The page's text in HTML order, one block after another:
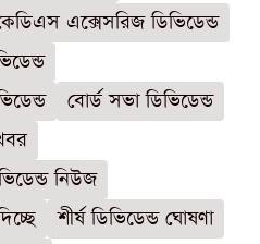
এক্সেসরিজ ডিভিডেন্ড
বোর্ড সভা ডিভিডেন্ড
নিউজ
শীর্ষ ডিভিডেন্ড ঘোষণা